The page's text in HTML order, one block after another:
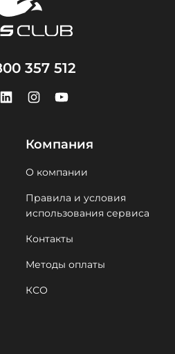
357 512
Компания
О компании
Правила и условия
использования сервиса
Контакты
Методы оплаты
КСО